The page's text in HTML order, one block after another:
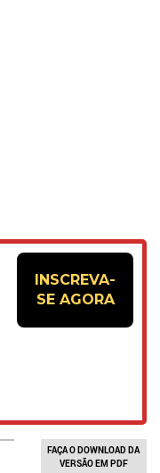
FAÇA O DOWNLOAD DA
VERSÃO EM PDF